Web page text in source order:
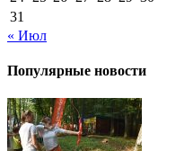
31
« Июл
Популярные новости